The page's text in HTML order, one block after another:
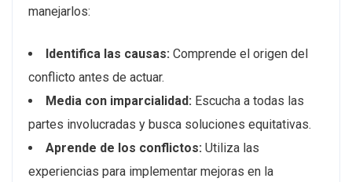
manejarlos:
Identifica las causas: Comprende el origen del
conflicto antes de actuar.
Media con imparcialidad: Escucha a todas las
partes involucradas y busca soluciones equitativas.
Aprende de los conflictos: Utiliza las
experiencias para implementar mejoras en la